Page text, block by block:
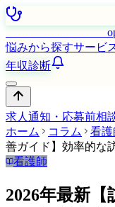
悩みから探すサービ
年収診断
求人通知・応募前相
ホーム
コラム 看護
善ガイド】効率的な
看護師
2026年最新